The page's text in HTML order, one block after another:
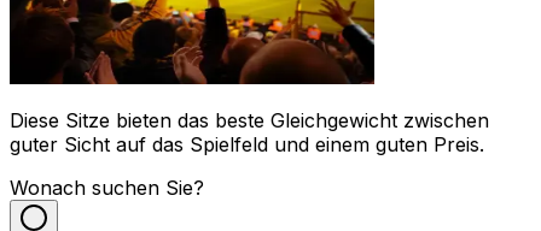
Diese Sitze bieten das beste Gleichgewicht zwischen
guter Sicht auf das Spielfeld und einem guten Preis.
Wonach suchen Sie?